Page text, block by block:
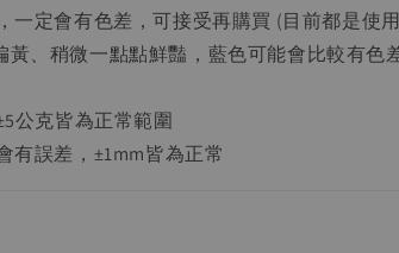
一定會有色差，可接受再購買 (目前都是使
黃、稍微一點點鮮豔，藍色可能會比較有色
公克皆為正常範圍
有誤差，±1mm皆為正常